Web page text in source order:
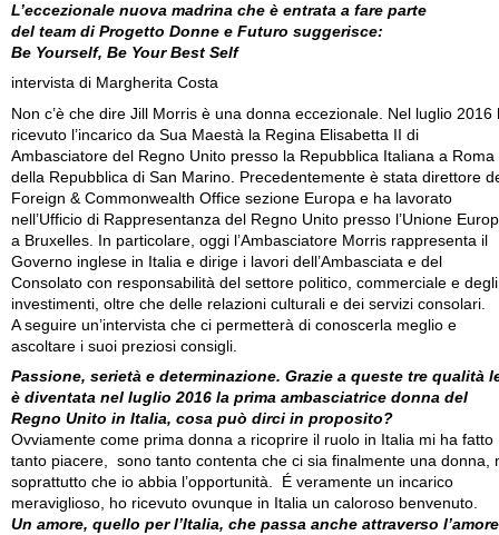
L’eccezionale nuova madrina che è entrata a fare parte
del team di Progetto Donne e Futuro suggerisce:
Be Yourself, Be Your Best Self
intervista di Margherita Costa
Non c’è che dire Jill Morris è una donna eccezionale. Nel luglio 2016
ricevuto l’incarico da Sua Maestà la Regina Elisabetta II di
Ambasciatore del Regno Unito presso la Repubblica Italiana a Roma
della Repubblica di San Marino. Precedentemente è stata direttore
Foreign & Commonwealth Office sezione Europa e ha lavorato
nell’Ufficio di Rappresentanza del Regno Unito presso l’Unione
a Bruxelles. In particolare, oggi l’Ambasciatore Morris rappresenta il
Governo inglese in Italia e dirige i lavori dell’Ambasciata e del
Consolato con responsabilità del settore politico, commerciale e degli
investimenti, oltre che delle relazioni culturali e dei servizi consolari.
A seguire un’intervista che ci permetterà di conoscerla meglio e
ascoltare i suoi preziosi consigli.
Passione, serietà e determinazione. Grazie a queste tre qualità
è diventata nel luglio 2016 la prima ambasciatrice donna del
Regno Unito in Italia, cosa può dirci in proposito?
Ovviamente come prima donna a ricoprire il ruolo in Italia mi ha fatto
tanto piacere, sono tanto contenta che ci sia finalmente una donna,
soprattutto che io abbia l’opportunità. É veramente un incarico
meraviglioso, ho ricevuto ovunque in Italia un caloroso benvenuto.
Un amore, quello per l’Italia, che passa anche attraverso l’amore